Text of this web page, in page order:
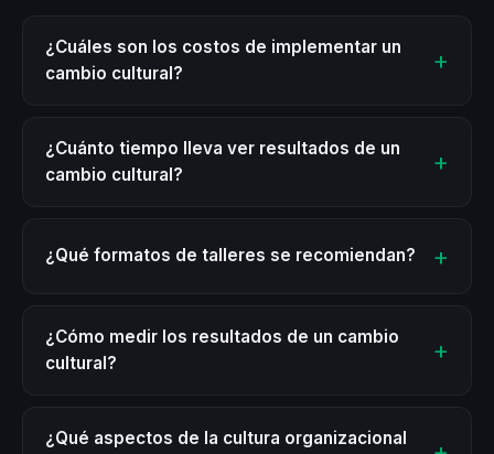
¿Cuáles son los costos de implementar un
cambio cultural?
¿Cuánto tiempo lleva ver resultados de un
cambio cultural?
¿Qué formatos de talleres se recomiendan?
¿Cómo medir los resultados de un cambio
cultural?
¿Qué aspectos de la cultura organizacional